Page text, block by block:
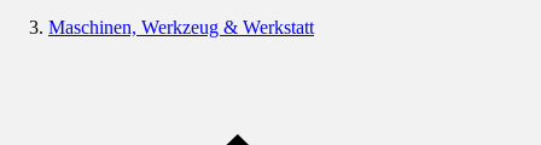
Maschinen, Werkzeug & Werkstatt